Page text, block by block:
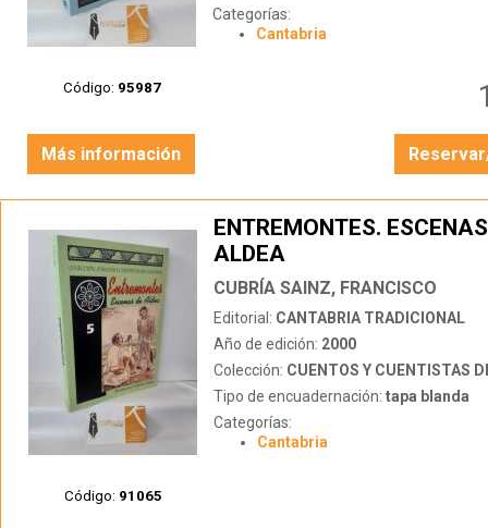
Código: 95987
Categorías:
Cantabria
Más información
Código: 91065
ENTREMONTES.
ALDEA
CUBRÍA SAINZ, FRANCISCO
Editorial: CANTABRIA TRADICIONAL
Año de edición: 2000
Colección: CUENTOS Y CUENTISTAS
Tipo de encuadernación: tapa blanda
Categorías:
Cantabria